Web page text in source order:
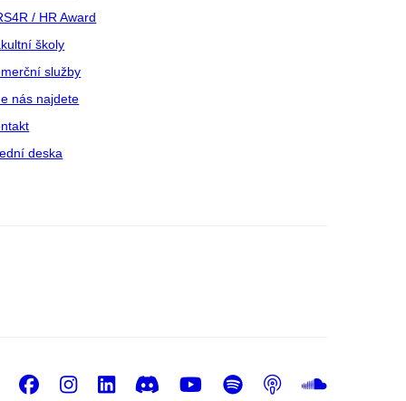
/ HR Award
školy
služby
nás najdete
deska
Facebook
Instagram
LinkedIn
DiscordYoutube
Spotify
Podcast